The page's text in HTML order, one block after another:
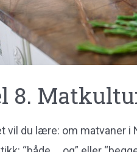
8.
vil du lære: om matvaner i